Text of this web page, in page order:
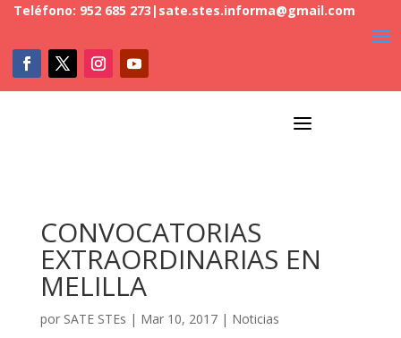
Teléfono: 952 685 273 | sate.stes.informa@gmail.com
a
CONVOCATORIAS
EXTRAORDINARIAS EN
MELILLA
por SATE STEs | Mar 10, 2017| Noticias